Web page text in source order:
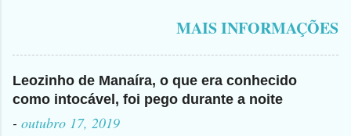
vulgo ( CORRÓ ) falou como tudo aconteceu ...
MAIS INFORMAÇÕES
Leozinho de Manaíra, o que era conhecido
como intocável, foi pego durante a noite
- outubro 17, 2019